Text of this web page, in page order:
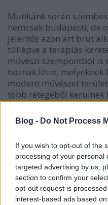
Blog - Do Not Process
If you wish to opt-out of the
processing of your personal
targeted advertising by us,
section to confirm your
opt-out request is
interest-based ads based
Munkánk során
nemcsak budapesti, de
jelentős azon art brut
túllépve a terápiás
művészi szempontból
hoznak létre,
modern művészet
több rétegéből kerülnek
közöttük, hogy
mindegyikőjük a
helyzetű csoportjának
A terápiás folyamat
alkotások a kiállításokat
kezdtek élni és már
önálló művészeti
beszélni.